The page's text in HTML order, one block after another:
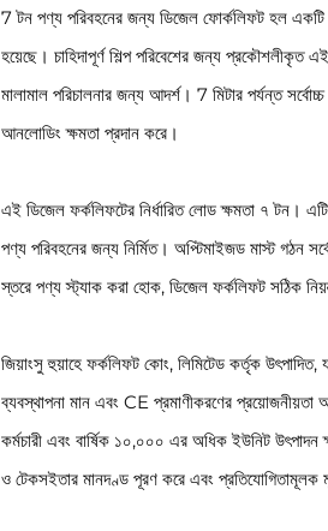
7 টন পণ্য পরিবহনের জন্য ডিজেল ফোর্কলিফট হল একটি
হয়েছে। চাহিদাপূর্ণ শিল্প পরিবেশের জন্য প্রকৌশলীকৃত
মালামাল পরিচালনার জন্য আদর্শ। 7 মিটার পর্যন্ত
আনলোডিং ক্ষমতা প্রদান করে।
এই ডিজেল ফর্কলিফটের নির্ধারিত লোড ক্ষমতা ৭ টন।
পণ্য পরিবহনের জন্য নির্মিত। অপ্টিমাইজড মাস্ট গঠন
স্তরে পণ্য স্ট্যাক করা হোক, ডিজেল ফর্কলিফট সঠিক
জিয়াংসু হুয়াহে ফর্কলিফট কোং, লিমিটেড কর্তৃক
ব্যবস্থাপনা মান এবং CE প্রমাণীকরণের প্রয়োজনীয়তা
কর্মচারী এবং বার্ষিক ১০,০০০ এর অধিক ইউনিট উৎপাদন
ও টেকসইতার মানদণ্ড পূরণ করে এবং প্রতিযোগিতামূলক